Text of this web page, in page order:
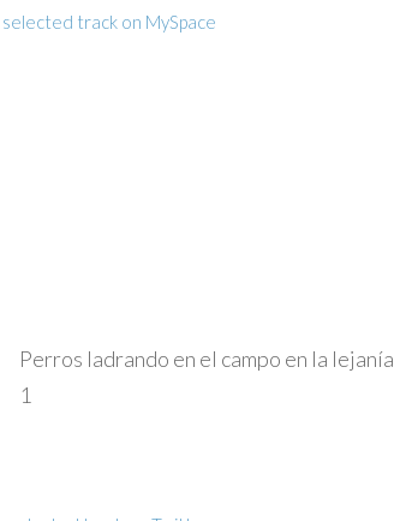
Perros ladrando en el campo en la lejanía
1